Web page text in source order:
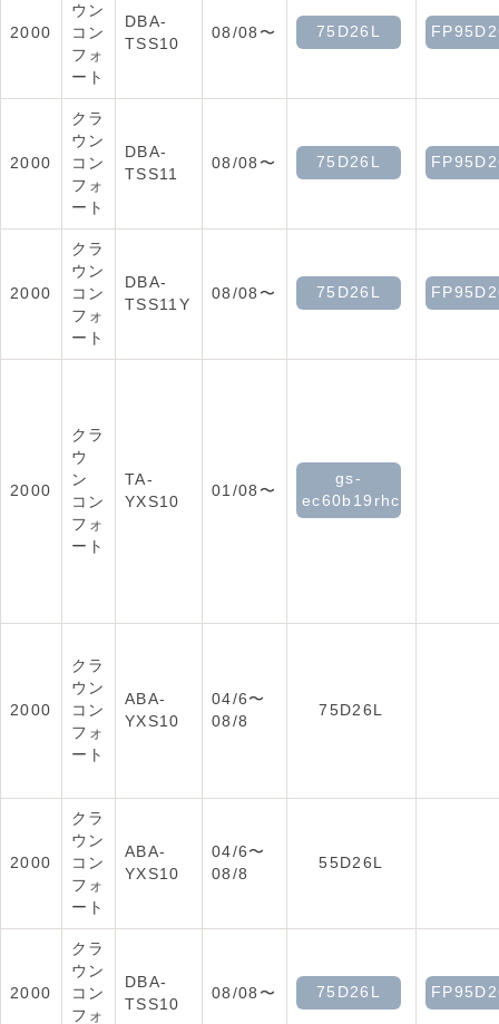
2000
ウン
コン
フォ
ート
DBA-
TSS10
08/08〜 75D26L
2000
クラ
ウン
コン
フォ
ート
DBA-
TSS11
08/08〜 75D26L
2000
クラ
ウン
コン
フォ
ート
DBA-
TSS11Y
08/08〜 75D26L
2000
クラ
ウ
ン
コン
フォ
ート
TA-
YXS10
01/08〜
gs-
ec60b19rhc
2000
クラ
ウン
コン
フォ
ート
ABA-
YXS10
04/6〜
08/8
75D26L
2000
クラ
ウン
コン
フォ
ート
ABA-
YXS10
04/6〜
08/8
55D26L
2000
クラ
ウン
コン
フォ
DBA-
TSS10
08/08〜 75D26L